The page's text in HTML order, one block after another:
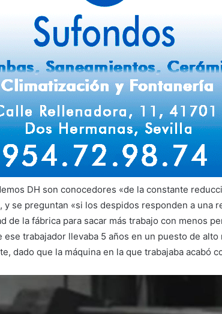
DH son conocedores «de la constante
y se preguntan «si los despidos responden a una
de la fábrica para sacar más trabajo con menos
ese trabajador llevaba 5 años en un puesto de
dado que la máquina en la que trabajaba acabó